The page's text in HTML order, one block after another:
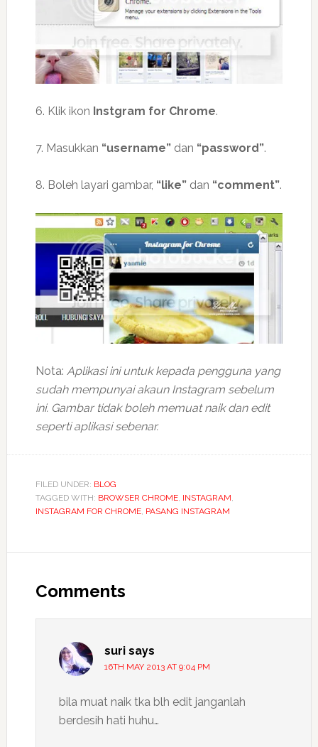
6. Klik ikon Instgram for Chrome.
7. Masukkan “username”dan “password”.
8. Boleh layari gambar, “like”dan “comment”.
Nota: Aplikasi ini untuk kepada pengguna yang
sudah mempunyai akaun Instagram sebelum
ini. Gambar tidak boleh memuat naik dan edit
seperti aplikasi sebenar.
FILED UNDER: BLOG
TAGGED WITH: BROWSER CHROME, INSTAGRAM,
INSTAGRAM FOR CHROME, PASANG INSTAGRAM
Interactions
Comments
suri says
16TH MAY 2013 AT 9:04 PM
bila muat naik tka blh edit janganlah
berdesih hati huhu…